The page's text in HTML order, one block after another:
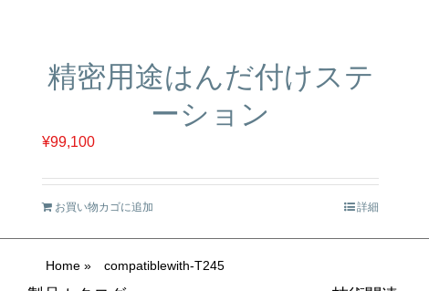
精密用途はんだ付けステ
ーション
¥99,100
お買い物カゴに追加 詳細
Home» compatiblewith-T245